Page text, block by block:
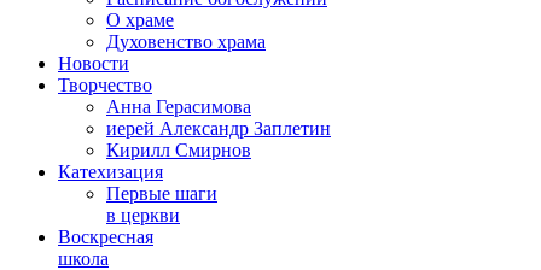
О храме
Духовенство храма
Новости
Творчество
Анна Герасимова
иерей Александр Заплетин
Кирилл Смирнов
Катехизация
Первые шаги
в церкви
Воскресная
школа